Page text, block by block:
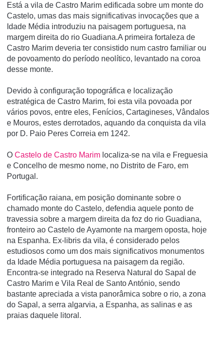
Está a vila de Castro Marim edificada sobre um monte do
Castelo, umas das mais significativas invocações que a
Idade Média introduziu na paisagem portuguesa, na
margem direita do rio Guadiana.A primeira fortaleza de
Castro Marim deveria ter consistido num castro familiar ou
de povoamento do período neolítico, levantado na coroa
desse monte.
Devido à configuração topográfica e localização
estratégica de Castro Marim, foi esta vila povoada por
vários povos, entre eles, Fenícios, Cartagineses, Vândalos
e Mouros, estes derrotados, aquando da conquista da vila
por D. Paio Peres Correia em 1242.
O Castelo de Castro Marim localiza-se na vila e Freguesia
e Concelho de mesmo nome, no Distrito de Faro, em
Portugal.
Fortificação raiana, em posição dominante sobre o
chamado monte do Castelo, defendia aquele ponto de
travessia sobre a margem direita da foz do rio Guadiana,
fronteiro ao Castelo de Ayamonte na margem oposta, hoje
na Espanha. Ex-libris da vila, é considerado pelos
estudiosos como um dos mais significativos monumentos
da Idade Média portuguesa na paisagem da região.
Encontra-se integrado na Reserva Natural do Sapal de
Castro Marim e Vila Real de Santo António, sendo
bastante apreciada a vista panorâmica sobre o rio, a zona
do Sapal, a serra algarvia, a Espanha, as salinas e as
praias daquele litoral.